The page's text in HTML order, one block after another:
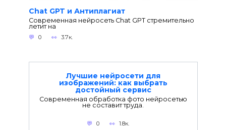
Chat GPT и Антиплагиат
Современная нейросеть Chat GPT стремительно
летит на
0 3.7к.
Лучшие нейросети для
изображений: как выбрать
достойный сервис
Современная обработка фото нейросетью
не составит труда.
0 1.8к.